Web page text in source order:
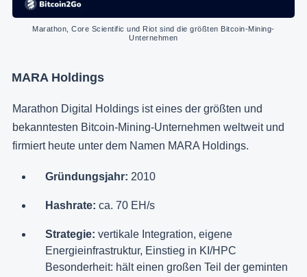
Marathon, Core Scientific und Riot sind die größten Bitcoin-Mining-
Unternehmen
MARA Holdings
Marathon Digital Holdings ist eines der größten und
bekanntesten Bitcoin-Mining-Unternehmen weltweit und
firmiert heute unter dem Namen MARA Holdings.
Gründungsjahr: 2010
Hashrate: ca. 70 EH/s
Strategie: vertikale Integration, eigene
Energieinfrastruktur, Einstieg in KI/HPC
Besonderheit: hält einen großen Teil der geminten